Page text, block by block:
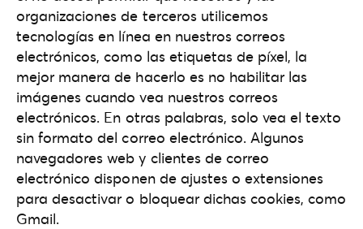
organizaciones de terceros utilicemos
tecnologías en línea en nuestros correos
electrónicos, como las etiquetas de píxel, la
mejor manera de hacerlo es no habilitar las
imágenes cuando vea nuestros correos
electrónicos. En otras palabras, solo vea el texto
sin formato del correo electrónico. Algunos
navegadores web y clientes de correo
electrónico disponen de ajustes o extensiones
para desactivar o bloquear dichas cookies, como
Gmail.